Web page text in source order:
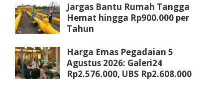
Jargas Bantu Rumah Tangga
Hemat hingga Rp900.000 per
Tahun
Harga Emas Pegadaian 5
Agustus 2026: Galeri24
Rp2.576.000, UBS Rp2.608.000